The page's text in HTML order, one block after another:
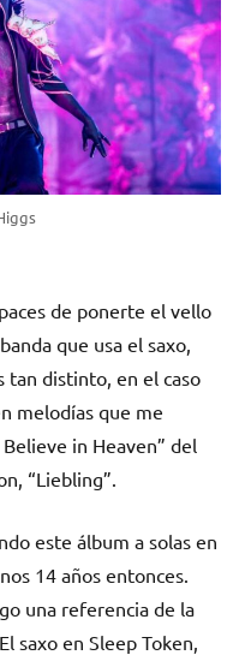
de ponerte el vello
que usa el saxo,
tan distinto, en el caso
melodías que me
in Heaven” del
“Liebling”.
este álbum a solas en
14 años entonces.
una referencia de la
saxo en Sleep Token,